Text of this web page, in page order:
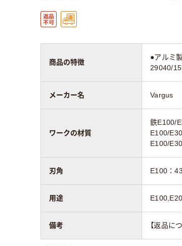
商品の特徴
●アルミ
29040/
メーカー名 Vargus
ワークの材質
鉄E100/
E100/
E100/
刃角 E100：
用途
備考 【返品に